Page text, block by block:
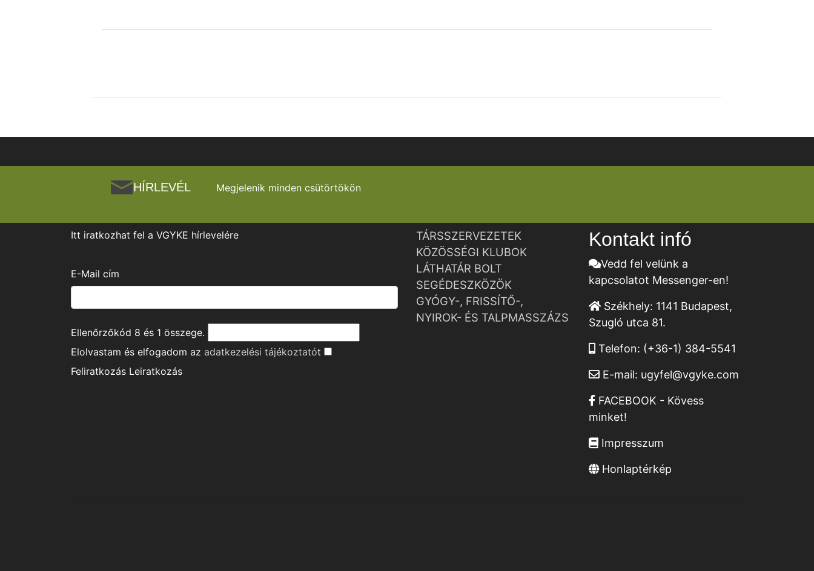
HÍRLEVÉL Megjelenik minden csütörtökön
Itt iratkozhat fel a VGYKE hírlevelére
E-Mail cím
Ellenőrzőkód 8 és 1 összege.
Elolvastam és elfogadom az adatkezelési tájékoztatót
Feliratkozás Leiratkozás
TÁRSSZERVEZETEK
KÖZÖSSÉGI KLUBOK
LÁTHATÁR BOLT
SEGÉDESZKÖZÖK
GYÓGY-, FRISSÍTŐ-,
NYIROK- ÉS TALPMASSZÁZS
Kontakt infó
Vedd fel velünk a
kapcsolatot Messenger-en!
Székhely: 1141 Budapest,
Szugló utca 81.
Telefon: (+36-1) 384-5541
E-mail: ugyfel@vgyke.com
FACEBOOK - Kövess
minket!
Impresszum
Honlaptérkép